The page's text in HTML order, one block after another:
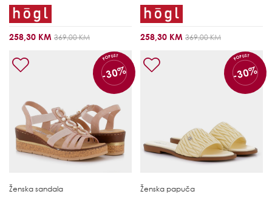
258,30 KM 369,00 KM 258,30 KM 369,00 KM
POPUST
-30%
Ženska sandala
POPUST
-30%
Ženska papuča